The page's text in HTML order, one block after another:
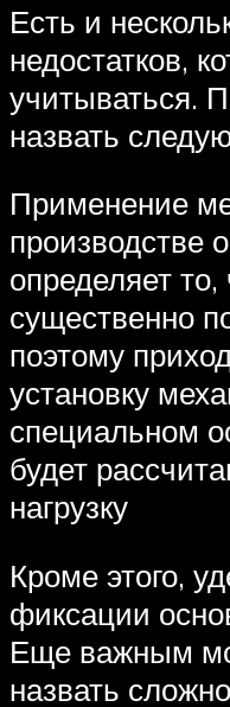
Есть и
недостатков,
учитываться.
назвать
Применение
производстве
определяет то,
существенно
поэтому
установку
специальном
будет
нагрузку
Кроме этого,
фиксации
Еще важным
назвать